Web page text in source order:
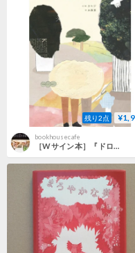
残り2点
bookhousecafe
［Wサイン本］『ドロシーマンション』